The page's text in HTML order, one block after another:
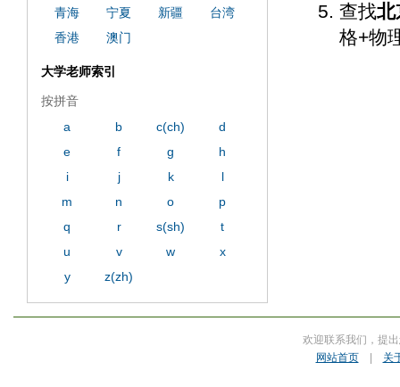
查找北
格+物
青海
宁夏 新疆
台湾
香港
澳门
大学老师索引
按拼音
a
b c(ch)
d
e
f g
h
i
j k
l
m
n o
p
q
r s(sh)
t
u
v w
x
y
z(zh)
欢迎联系我们，提
网站首页| 关